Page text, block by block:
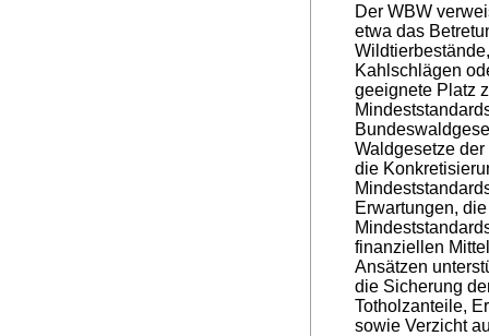
Der WBW
etwa das
Kahlschlägen
geeignete Platz
Waldgesetze
die
Erwartungen,
finanziellen
Ansätzen
die Sicherung
Totholzanteile,
sowie Verzicht